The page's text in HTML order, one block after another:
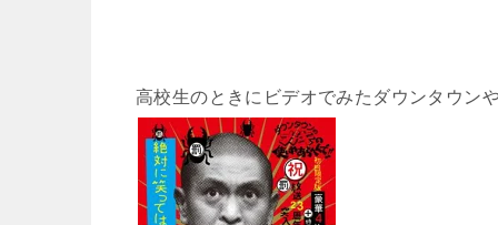
高校生のときにビデオでみたダウンタウン